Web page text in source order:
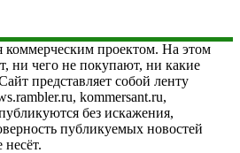
коммерческим проектом. На этом
ни чего не покупают, ни какие
представляет собой ленту
kommersant.ru,
без искажения,
публикуемых новостей